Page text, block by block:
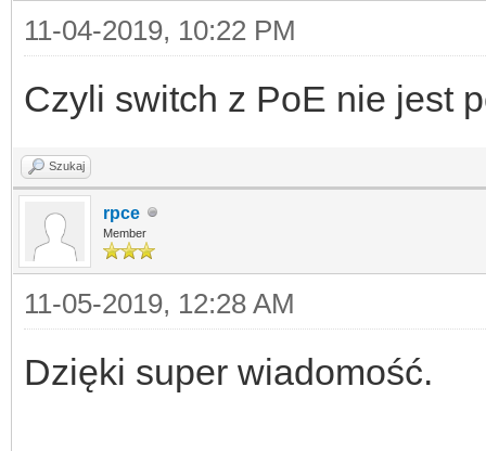
11-04-2019, 10:22 PM
Czyli switch z PoE nie jest
Szukaj
rpce
Member
11-05-2019, 12:28 AM
Dzięki super wiadomość.